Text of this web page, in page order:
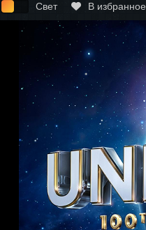
Свет В избранное